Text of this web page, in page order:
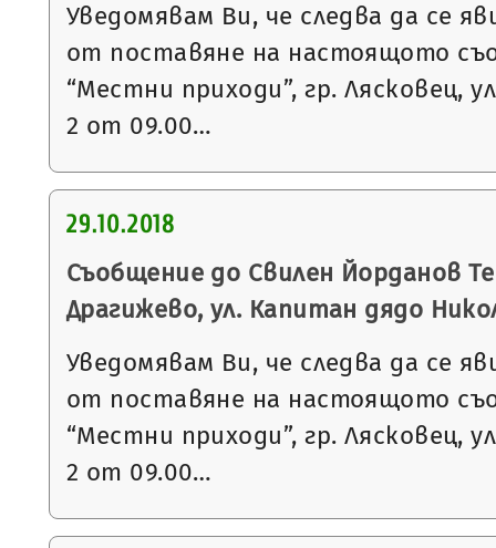
Уведомявам Ви, че следва да се
от поставяне на настоящото
“Местни приходи”, гр. Лясковец,
2 от 09.00…
29.10.2018
Съобщение до Свилен Йорданов
Драгижево, ул. Капитан дядо
Уведомявам Ви, че следва да се
от поставяне на настоящото
“Местни приходи”, гр. Лясковец,
2 от 09.00…